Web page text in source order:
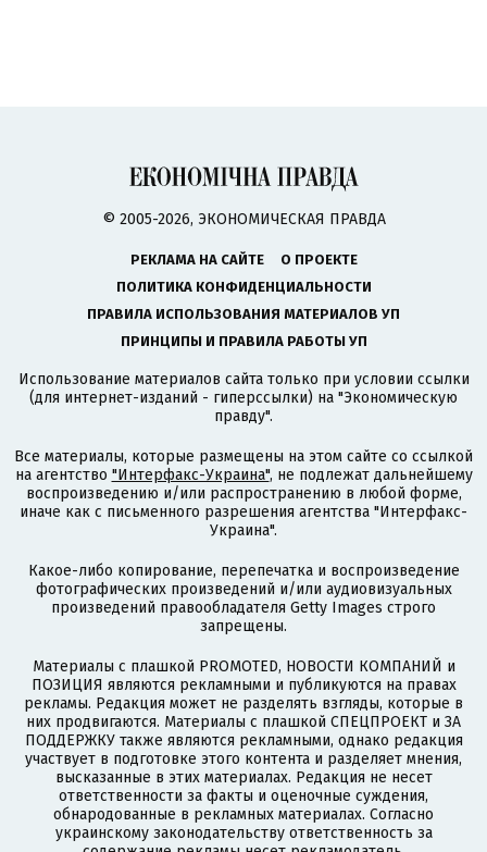
© 2005-2026, ЭКОНОМИЧЕСКАЯ ПРАВДА
РЕКЛАМА НА САЙТЕ
О ПРОЕКТЕ
ПОЛИТИКА КОНФИДЕНЦИАЛЬНОСТИ
ПРАВИЛА ИСПОЛЬЗОВАНИЯ МАТЕРИАЛОВ УП
ПРИНЦИПЫ И ПРАВИЛА РАБОТЫ УП
Использование материалов сайта только при условии ссылки
(для интернет-изданий - гиперссылки) на "Экономическую
правду".
Все материалы, которые размещены на этом сайте со ссылкой
на агентство "Интерфакс-Украина", не подлежат дальнейшему
воспроизведению и/или распространению в любой форме,
иначе как с письменного разрешения агентства "Интерфакс-
Украина".
Какое-либо копирование, перепечатка и воспроизведение
фотографических произведений и/или аудиовизуальных
произведений правообладателя Getty Images строго
запрещены.
Материалы с плашкой PROMOTED, НОВОСТИ КОМПАНИЙ и
ПОЗИЦИЯ являются рекламными и публикуются на правах
рекламы. Редакция может не разделять взгляды, которые в
них продвигаются. Материалы с плашкой СПЕЦПРОЕКТ и ЗА
ПОДДЕРЖКУ также являются рекламными, однако редакция
участвует в подготовке этого контента и разделяет мнения,
высказанные в этих материалах. Редакция не несет
ответственности за факты и оценочные суждения,
обнародованные в рекламных материалах. Согласно
украинскому законодательству ответственность за